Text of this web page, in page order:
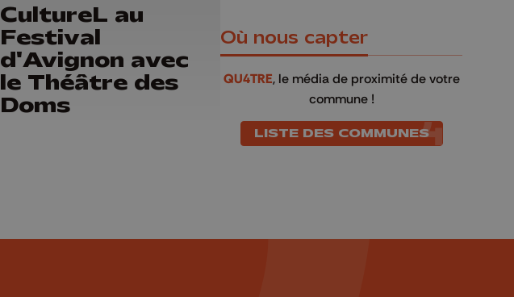
CultureL au
Festival
d'Avignon avec
le Théâtre des
Doms
Où nous capter
QU4TRE, le média de proximité de votre
commune !
LISTE DES COMMUNES